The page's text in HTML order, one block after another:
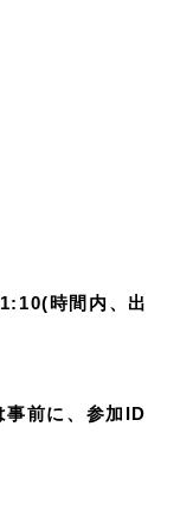
時間内、出
前に、参加ID